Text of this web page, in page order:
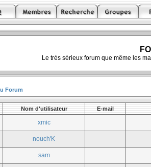
Le très sérieux forum que même les
Forum
Nom d'utilisateur E-mail
xmic
nouch'K
sam